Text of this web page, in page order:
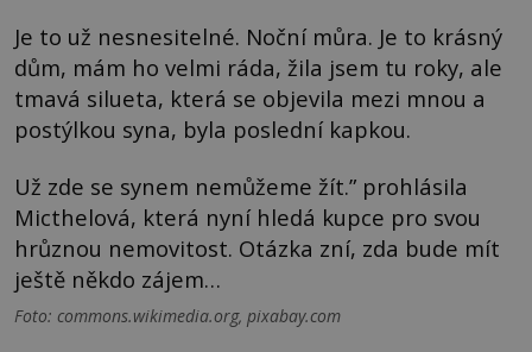
Je to už nesnesitelné. Noční můra. Je to krásný
dům, mám ho velmi ráda, žila jsem tu roky, ale
tmavá silueta, která se objevila mezi mnou a
postýlkou syna, byla poslední kapkou.
Už zde se synem nemůžeme žít.” prohlásila
Micthelová, která nyní hledá kupce pro svou
hrůznou nemovitost. Otázka zní, zda bude mít
ještě někdo zájem…
Foto: commons.wikimedia.org, pixabay.com